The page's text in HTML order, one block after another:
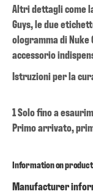
Altri dettagli come
Guys, le due
ologramma di
accessorio
Istruzioni per la
1 Solo fino a
Primo arrivato,
Information on
Manufacturer